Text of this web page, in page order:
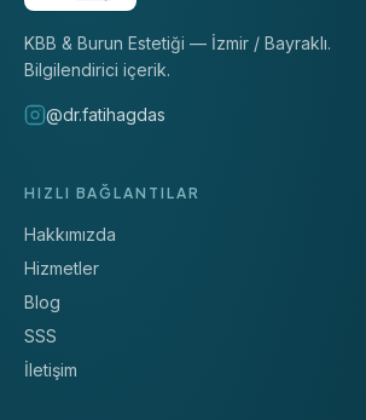
KBB & Burun Estetiği — İzmir / Bayraklı.
Bilgilendirici içerik.
@dr.fatihagdas
HIZLI BAĞLANTILAR
Hakkımızda
Hizmetler
Blog
SSS
İletişim